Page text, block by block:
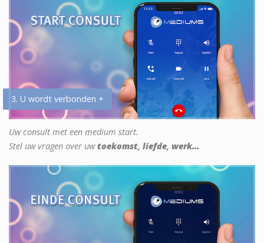
3. U wordt verbonden +
Uw consult met een medium start.
Stel uw vragen over uwtoekomst, liefde, werk...